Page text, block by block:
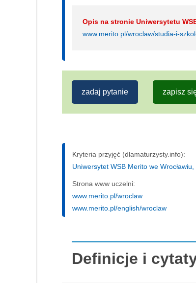
Opis na stronie Uniwersytetu
www.merito.pl/wroclaw/studia-i-
zadaj pytanie zapisz
Kryteria przyjęć (dlamaturzysty.info):
Uniwersytet WSB Merito we
Strona www uczelni:
www.merito.pl/wroclaw
www.merito.pl/english/wroclaw
Definicje i